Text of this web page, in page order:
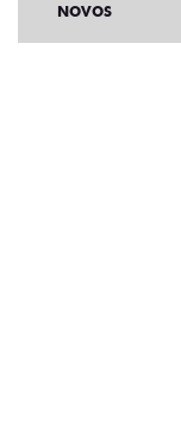
NOVOS